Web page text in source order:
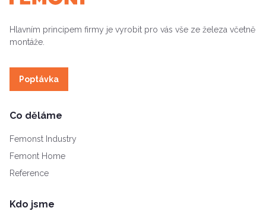
Hlavním principem firmy je vyrobit pro vás vše ze železa včetně
montáže.
Poptávka
Co děláme
Femonst Industry
Femont Home
Reference
Kdo jsme